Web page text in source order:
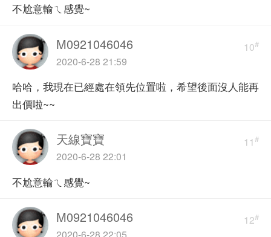
不尬意輸ㄟ感覺~
10#
M0921046046
2020-6-28 21:59
哈哈，我現在已經處在領先位置啦，希望後面沒人能再
出價啦~~
11#
天線寶寶
2020-6-28 22:01
不尬意輸ㄟ感覺~
12#
M0921046046